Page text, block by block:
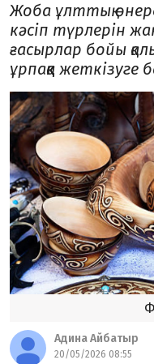
Жоба ұлттық
кәсіп түрлерін
ғасырлар бойы
ұрпаққа
Адина Айбатыр
20/05/2026 08:55